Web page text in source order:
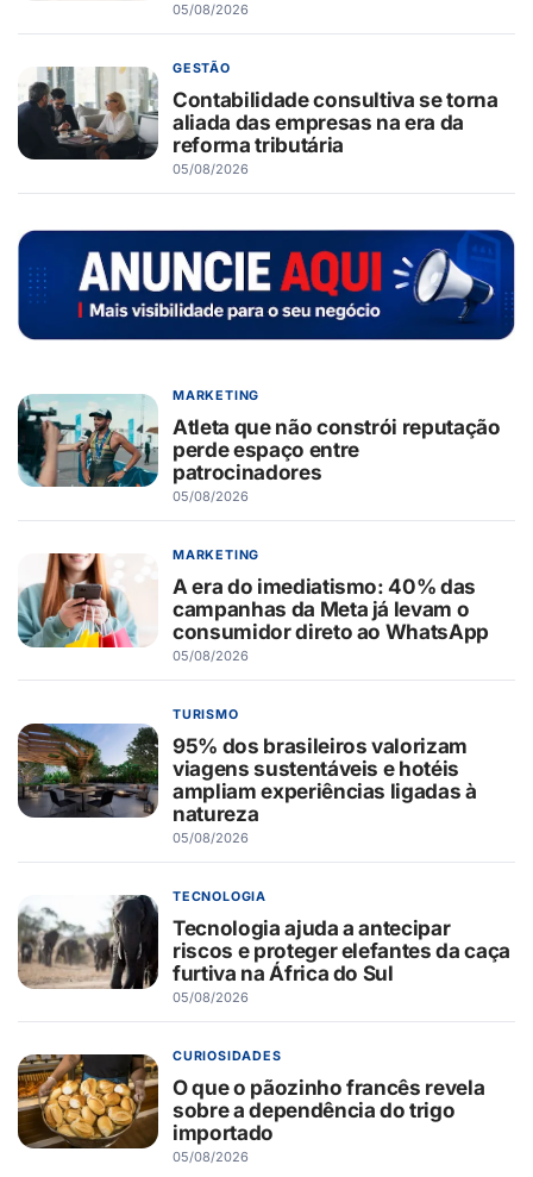
05/08/2026
GESTÃO
Contabilidade consultiva se torna
aliada das empresas na era da
reforma tributária
05/08/2026
MARKETING
Atleta que não constrói reputação
perde espaço entre
patrocinadores
05/08/2026
MARKETING
A era do imediatismo: 40% das
campanhas da Meta já levam o
consumidor direto ao WhatsApp
05/08/2026
TURISMO
95% dos brasileiros valorizam
viagens sustentáveis e hotéis
ampliam experiências ligadas à
natureza
05/08/2026
TECNOLOGIA
Tecnologia ajuda a antecipar
riscos e proteger elefantes da caça
furtiva na África do Sul
05/08/2026
CURIOSIDADES
O que o pãozinho francês revela
sobre a dependência do trigo
importado
05/08/2026